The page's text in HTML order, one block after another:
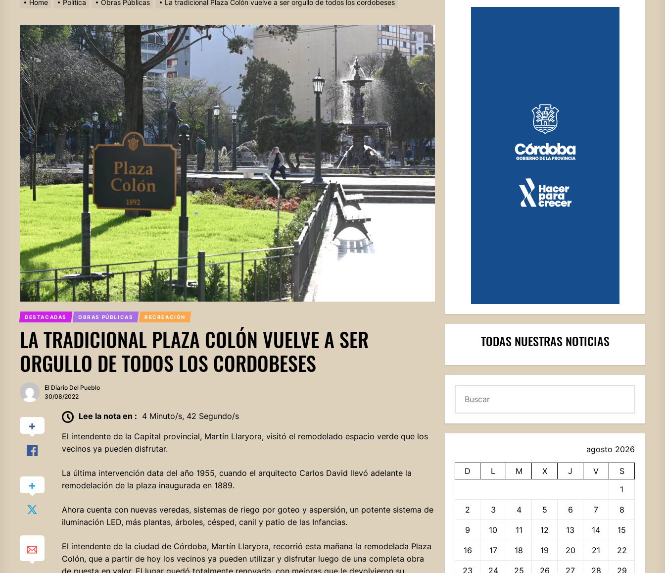
Home Política Obras Públicas La tradicional Plaza Colón vuelve a ser orgullo de todos los cordobeses
DESTACADAS OBRAS PÚBLICAS RECREACIÓN
LA TRADICIONAL PLAZA COLÓN VUELVE A SER
ORGULLO DE TODOS LOS CORDOBESES
El Diario Del Pueblo
30/08/2022
Lee la nota en : 4 Minuto/s, 42 Segundo/s
El intendente de la Capital provincial, Martín Llaryora, visitó el remodelado espacio verde que los
vecinos ya pueden disfrutar.
La última intervención data del año 1955, cuando el arquitecto Carlos David llevó adelante la
remodelación de la plaza inaugurada en 1889.
Ahora cuenta con nuevas veredas, sistemas de riego por goteo y aspersión, un potente sistema de
iluminación LED, más plantas, árboles, césped, canil y patio de las Infancias.
El intendente de la ciudad de Córdoba, Martín Llaryora, recorrió esta mañana la remodelada Plaza
Colón, que a partir de hoy los vecinos ya pueden utilizar y disfrutar luego de una completa obra
de puesta en valor. El lugar quedó totalmente renovado, con mejoras que le devolvieron su
TODAS NUESTRAS NOTICIAS
agosto 2026
D L M X J V
S
1
2 3 4 5 6 7 8
9 10 11 12 13 14 15
16 17 18 19 20 21 22
23 24 25 26 27 28 29